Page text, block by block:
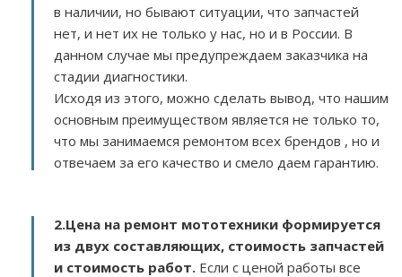
в наличии, но бывают ситуации, что запчастей
нет, и нет их не только у нас, но и в России. В
данном случае мы предупреждаем заказчика на
стадии диагностики.
Исходя из этого, можно сделать вывод, что нашим
основным преимуществом является не только то,
что мы занимаемся ремонтом всех брендов , но и
отвечаем за его качество и смело даем гарантию.
2.Цена на ремонт мототехники формируется
из двух составляющих, стоимость запчастей
и стоимость работ. Если с ценой работы все